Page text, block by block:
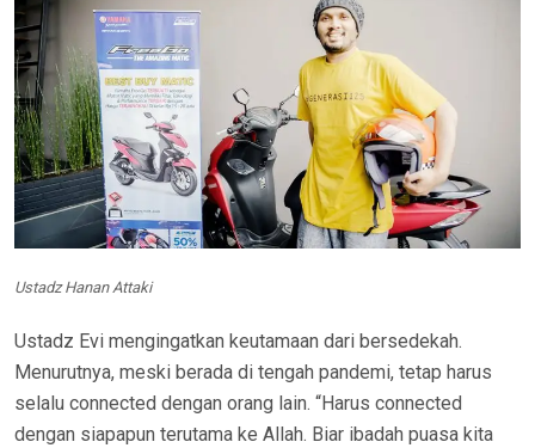
Ustadz Hanan Attaki
Ustadz Evi mengingatkan keutamaan dari bersedekah.
Menurutnya, meski berada di tengah pandemi, tetap harus
selalu connected dengan orang lain. “Harus connected
dengan siapapun terutama ke Allah. Biar ibadah puasa kita